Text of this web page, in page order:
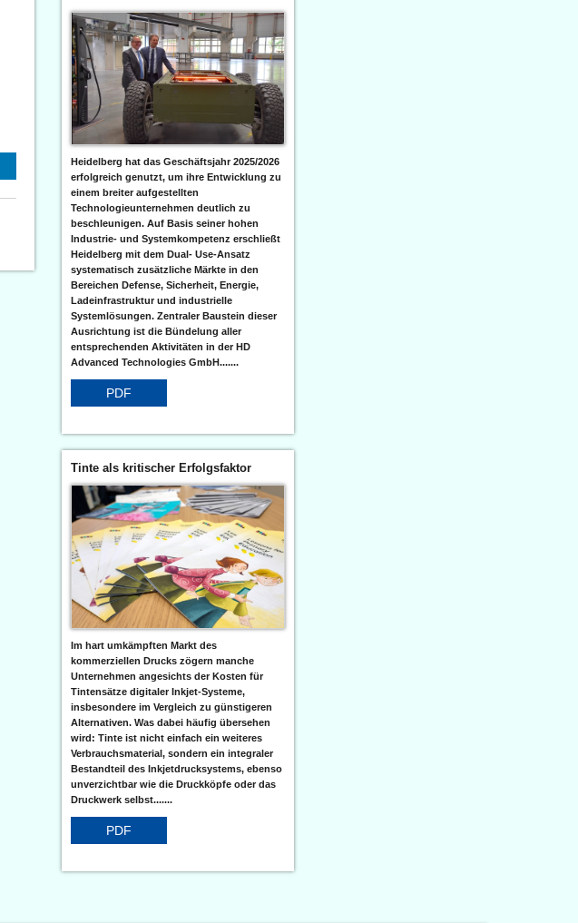
Heidelberg hat das Geschäftsjahr 2025/2026
erfolgreich genutzt, um ihre Entwicklung zu
einem breiter aufgestellten
Technologieunternehmen deutlich zu
beschleunigen. Auf Basis seiner hohen
Industrie- und Systemkompetenz erschließt
Heidelberg mit dem Dual- Use-Ansatz
systematisch zusätzliche Märkte in den
Bereichen Defense, Sicherheit, Energie,
Ladeinfrastruktur und industrielle
Systemlösungen. Zentraler Baustein dieser
Ausrichtung ist die Bündelung aller
entsprechenden Aktivitäten in der HD
Advanced Technologies GmbH.......
PDF
Tinte als kritischer Erfolgsfaktor
Im hart umkämpften Markt des
kommerziellen Drucks zögern manche
Unternehmen angesichts der Kosten für
Tintensätze digitaler Inkjet-Systeme,
insbesondere im Vergleich zu günstigeren
Alternativen. Was dabei häufig übersehen
wird: Tinte ist nicht einfach ein weiteres
Verbrauchsmaterial, sondern ein integraler
Bestandteil des Inkjetdrucksystems, ebenso
unverzichtbar wie die Druckköpfe oder das
Druckwerk selbst.......
PDF